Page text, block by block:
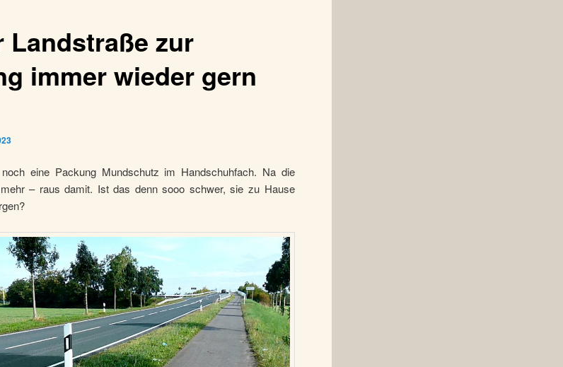
Landstraße zur
immer wieder gern
eine Packung Mundschutz im Handschuhfach. Na die
– raus damit. Ist das denn sooo schwer, sie zu Hause